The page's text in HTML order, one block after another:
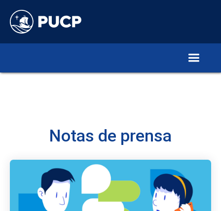
Notas de prensa